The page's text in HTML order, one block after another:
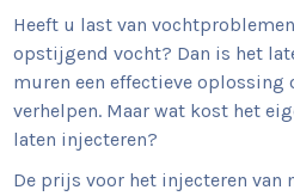
Heeft u last van
opstijgend vocht? Dan is het
muren een effectieve oplossing
verhelpen. Maar wat kost het
laten injecteren?
De prijs voor het injecteren van